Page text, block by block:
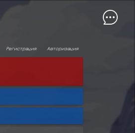
Авторизация
Регистрация